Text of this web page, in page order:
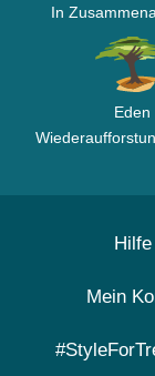
In
Eden
Hilfe
Mein